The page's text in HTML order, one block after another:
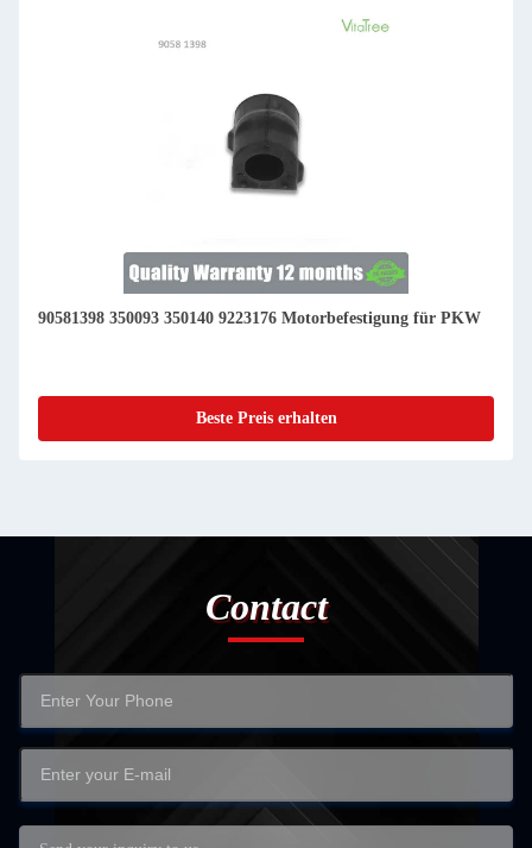
90581398 350093 350140 9223176 Motorbefestigung für PKW
Beste Preis erhalten
Contact